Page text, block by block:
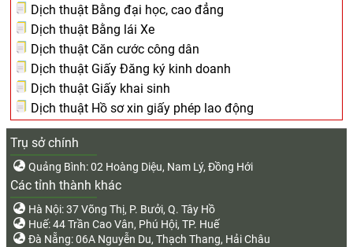
Dịch thuật Bằng đại học, cao đẳng
Dịch thuật Bằng lái Xe
Dịch thuật Căn cước công dân
Dịch thuật Giấy Đăng ký kinh doanh
Dịch thuật Giấy khai sinh
Dịch thuật Hồ sơ xin giấy phép lao động
Trụ sở chính
Quảng Bình: 02 Hoàng Diệu, Nam Lý, Đồng Hới
Các tỉnh thành khác
Hà Nội: 37 Võng Thị, P. Bưởi, Q. Tây Hồ
Huế: 44 Trần Cao Vân, Phú Hội, TP. Huế
Đà Nẵng: 06A Nguyễn Du, Thạch Thang, Hải Châu